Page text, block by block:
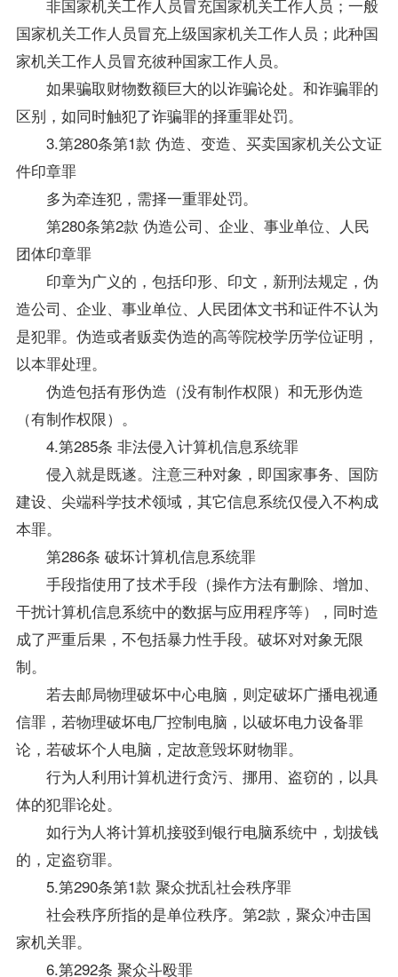
非国家机关工作人员冒充国家机关工作人员；一般
国家机关工作人员冒充上级国家机关工作人员；此种国
家机关工作人员冒充彼种国家工作人员。
如果骗取财物数额巨大的以诈骗论处。和诈骗罪的
区别，如同时触犯了诈骗罪的择重罪处罚。
3.第280条第1款 伪造、变造、买卖国家机关公文证
件印章罪
多为牵连犯，需择一重罪处罚。
第280条第2款 伪造公司、企业、事业单位、人民
团体印章罪
印章为广义的，包括印形、印文，新刑法规定，伪
造公司、企业、事业单位、人民团体文书和证件不认为
是犯罪。伪造或者贩卖伪造的高等院校学历学位证明，
以本罪处理。
伪造包括有形伪造（没有制作权限）和无形伪造
（有制作权限）。
4.第285条 非法侵入计算机信息系统罪
侵入就是既遂。注意三种对象，即国家事务、国防
建设、尖端科学技术领域，其它信息系统仅侵入不构成
本罪。
第286条 破坏计算机信息系统罪
手段指使用了技术手段（操作方法有删除、增加、
干扰计算机信息系统中的数据与应用程序等），同时造
成了严重后果，不包括暴力性手段。破坏对对象无限
制。
若去邮局物理破坏中心电脑，则定破坏广播电视通
信罪，若物理破坏电厂控制电脑，以破坏电力设备罪
论，若破坏个人电脑，定故意毁坏财物罪。
行为人利用计算机进行贪污、挪用、盗窃的，以具
体的犯罪论处。
如行为人将计算机接驳到银行电脑系统中，划拔钱
的，定盗窃罪。
5.第290条第1款 聚众扰乱社会秩序罪
社会秩序所指的是单位秩序。第2款，聚众冲击国
家机关罪。
6.第292条 聚众斗殴罪